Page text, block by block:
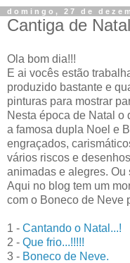
domingo, 27 de
Cantiga de
Ola bom dia!!!
E ai vocês estão
produzido bastante e
pinturas para mostrar
Nesta época de Natal o
a famosa dupla Noel e
engraçados,
vários riscos e
animadas e alegres.
Aqui no blog tem um
com o Boneco de Neve
1 - Cantando o Natal...!
2 - Que frio...!!!!!
3 - Boneco de Neve.